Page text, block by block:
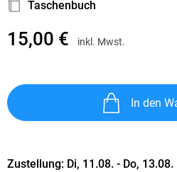
Taschenbuch
15,00 € inkl. Mwst.
In den
Zustellung: Di, 11.08. - Do, 13.08.